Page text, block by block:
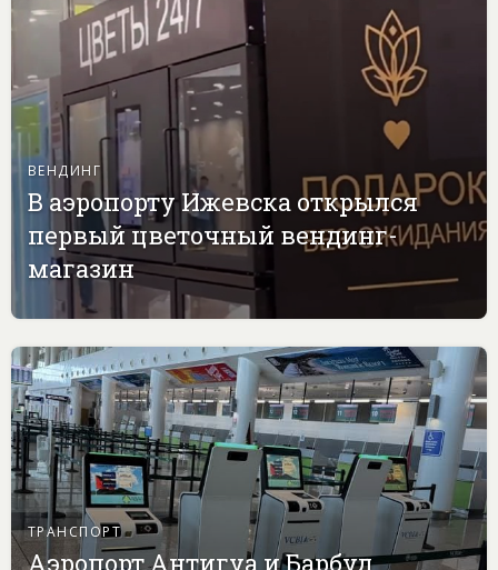
ВЕНДИНГ
В аэропорту Ижевска открылся
первый цветочный вендинг-
магазин
ТРАНСПОРТ
Аэропорт Антигуа и Барбуд